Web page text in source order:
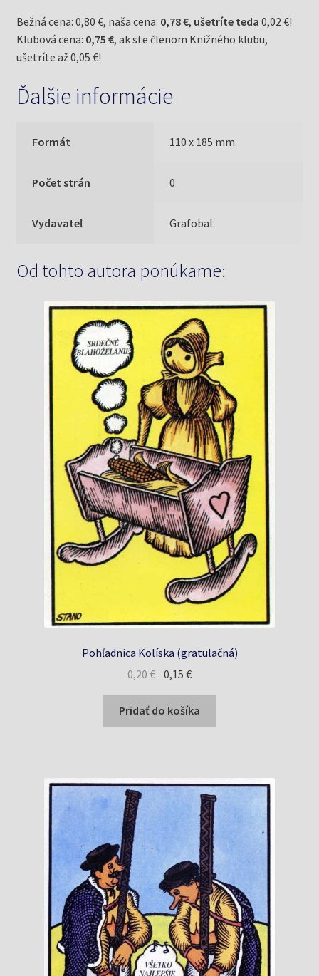
Bežná cena: 0,80 €, naša cena: 0,78 €, ušetríte teda 0,02 €!
Klubová cena: 0,75 €, ak ste členom Knižného klubu,
ušetríte až 0,05 €!
Ďalšie informácie
Formát 110 x 185 mm
Počet strán 0
Vydavateľ Grafobal
Od tohto autora ponúkame:
Pohľadnica Kolíska (gratulačná)
0,20€ Pôvodná
cena
bola:
0,20 €.
0,15€Aktuálna
cena
je:
0,15 €.
Pridať do košíka